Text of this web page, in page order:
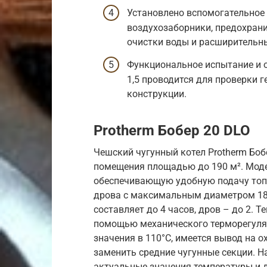
Установлено
воздухозаборники,
очистки воды и
Функциональное испытание и
1,5 проводится для проверки
конструкции.
Protherm Бобер 20 DLO
Чешский чугунный котел Protherm
помещения площадью до 190 м².
обеспечивающую удобную подачу
дрова с максимальным диаметром
составляет до 4 часов, дров – до 2.
помощью механического
значения в 110°C, имеется вывод на
заменить средние чугунные секции.